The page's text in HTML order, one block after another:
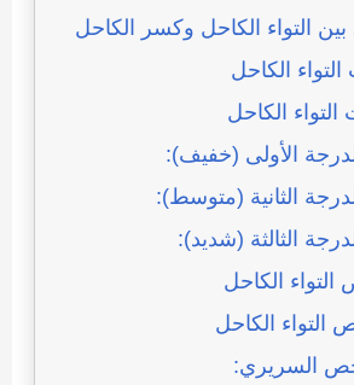
بين التواء الكاحل وكسر الكاحل
التواء الكاحل
الكاحل
التواء الكاحل
التواء الكاحل
السريري: